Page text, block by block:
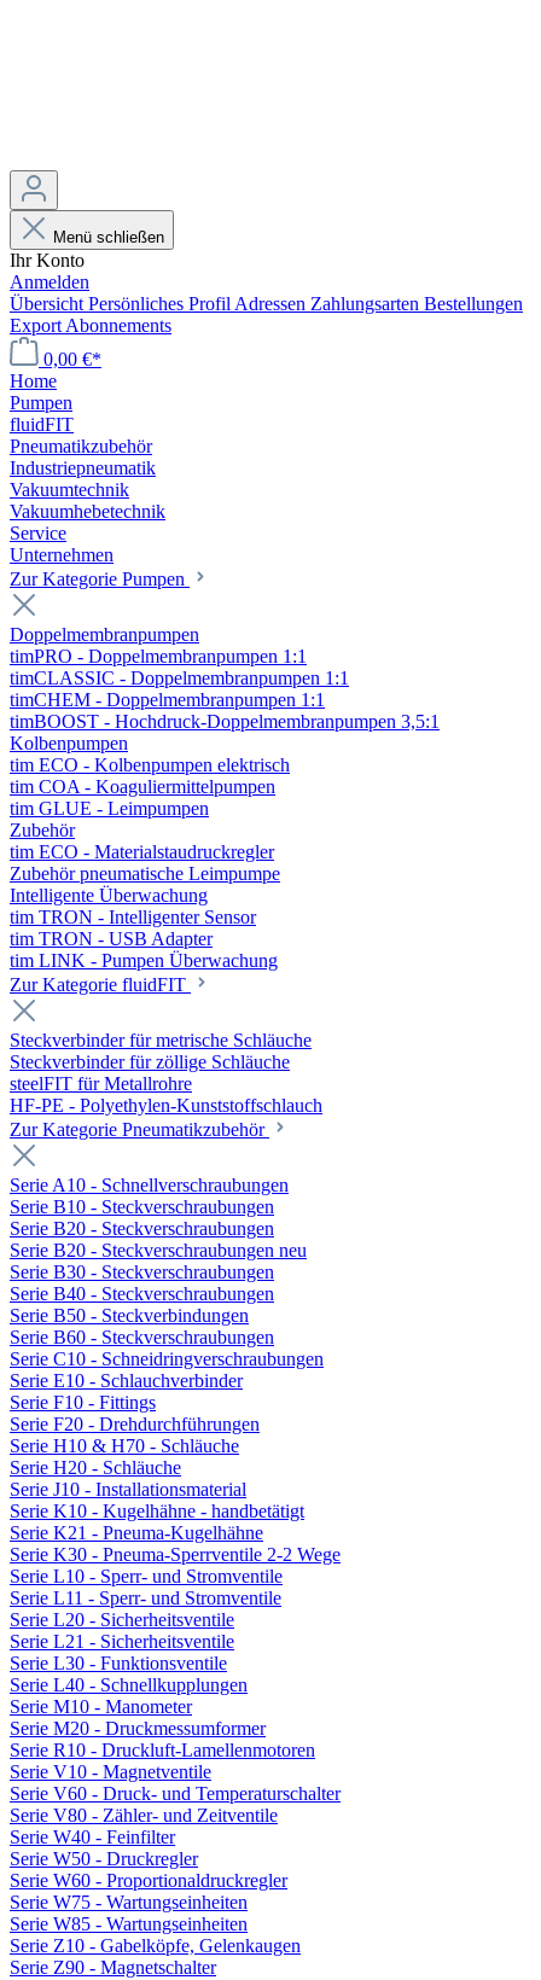
Menü schließen
Ihr Konto
Anmelden
Übersicht Persönliches Profil Adressen Zahlungsarten Bestellungen
Export Abonnements
0,00 €*
Home
Pumpen
fluidFIT
Pneumatikzubehör
Industriepneumatik
Vakuumtechnik
Vakuumhebetechnik
Service
Unternehmen
Zur Kategorie Pumpen
Doppelmembranpumpen
timPRO - Doppelmembranpumpen 1:1
timCLASSIC - Doppelmembranpumpen 1:1
timCHEM - Doppelmembranpumpen 1:1
timBOOST - Hochdruck-Doppelmembranpumpen 3,5:1
Kolbenpumpen
tim ECO - Kolbenpumpen elektrisch
tim COA - Koaguliermittelpumpen
tim GLUE - Leimpumpen
Zubehör
tim ECO - Materialstaudruckregler
Zubehör pneumatische Leimpumpe
Intelligente Überwachung
tim TRON - Intelligenter Sensor
tim TRON - USB Adapter
tim LINK - Pumpen Überwachung
Zur Kategorie fluidFIT
Steckverbinder für metrische Schläuche
Steckverbinder für zöllige Schläuche
steelFIT für Metallrohre
HF-PE - Polyethylen-Kunststoffschlauch
Zur Kategorie Pneumatikzubehör
Serie A10 - Schnellverschraubungen
Serie B10 - Steckverschraubungen
Serie B20 - Steckverschraubungen
Serie B20 - Steckverschraubungen neu
Serie B30 - Steckverschraubungen
Serie B40 - Steckverschraubungen
Serie B50 - Steckverbindungen
Serie B60 - Steckverschraubungen
Serie C10 - Schneidringverschraubungen
Serie E10 - Schlauchverbinder
Serie F10 - Fittings
Serie F20 - Drehdurchführungen
Serie H10 & H70 - Schläuche
Serie H20 - Schläuche
Serie J10 - Installationsmaterial
Serie K10 - Kugelhähne - handbetätigt
Serie K21 - Pneuma-Kugelhähne
Serie K30 - Pneuma-Sperrventile 2-2 Wege
Serie L10 - Sperr- und Stromventile
Serie L11 - Sperr- und Stromventile
Serie L20 - Sicherheitsventile
Serie L21 - Sicherheitsventile
Serie L30 - Funktionsventile
Serie L40 - Schnellkupplungen
Serie M10 - Manometer
Serie M20 - Druckmessumformer
Serie R10 - Druckluft-Lamellenmotoren
Serie V10 - Magnetventile
Serie V60 - Druck- und Temperaturschalter
Serie V80 - Zähler- und Zeitventile
Serie W40 - Feinfilter
Serie W50 - Druckregler
Serie W60 - Proportionaldruckregler
Serie W75 - Wartungseinheiten
Serie W85 - Wartungseinheiten
Serie Z10 - Gabelköpfe, Gelenkaugen
Serie Z90 - Magnetschalter